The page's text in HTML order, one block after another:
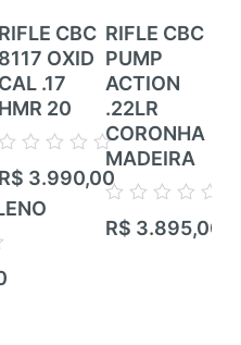
RIFLE CBC
8117 OXID
CAL .17
HMR 20
Avaliação
0
R$ 3.990,00
RIFLE CBC
PUMP
ACTION
.22LR
CORONHA
MADEIRA
Avaliação
0
R$ 3.895,00